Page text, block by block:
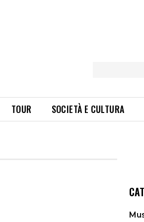
TOUR SOCIETÀ E CULTURA